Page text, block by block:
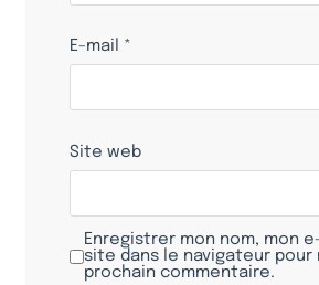
E-mail *
Site web
Enregistrer mon nom, mon
site dans le navigateur pour
prochain commentaire.